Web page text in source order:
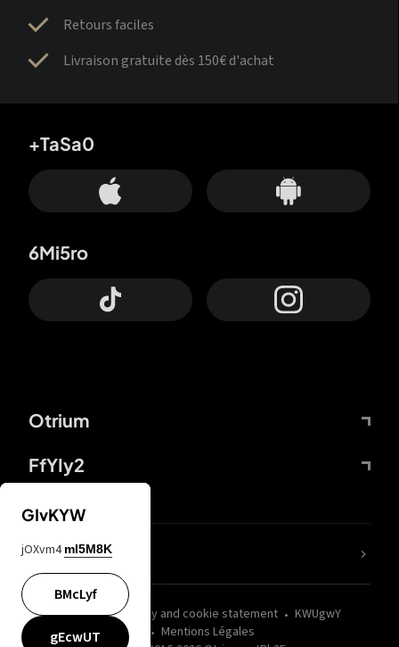
Retours faciles
Livraison gratuite dès 150€ d'achat
Otrium
FfYIy2
+TaSa0
6Mi5ro
wZQPfd Privacy and cookie statement
KWUgwY
Mentions Légales
nLC6tu
GIvKYW
jOXvm4 mI5M8K
BMcLyf
gEcwUT